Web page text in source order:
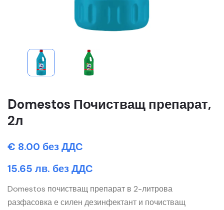
Domestos Почистващ препарат,
2л
€ 8.00 без ДДС
15.65 лв. без ДДС
Domestos почистващ препарат в 2-литрова
разфасовка е силен дезинфектант и почистващ